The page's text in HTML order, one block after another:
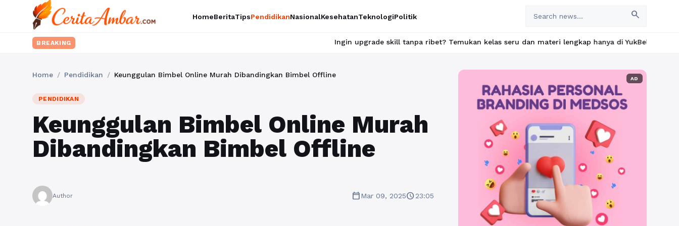
HomeBeritaTipsPendidikanNasionalKesehatanTeknologiPolitik search
BREAKING Ingin upgrade skill tanpa ribet? Temukan kelas seru dan materi lengkap hanya di YukBelajar.com. Mulai
Home / Pendidikan / Keunggulan Bimbel Online Murah Dibandingkan Bimbel Offline
PENDIDIKAN
Keunggulan Bimbel Online Murah
Dibandingkan Bimbel Offline
Author calendar_todayMar 09, 2025schedule23:05
AD